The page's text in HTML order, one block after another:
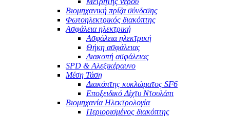
Βιομηχανική πρίζα σύνδεσης
Φωτοηλεκτρικός διακόπτης
Ασφάλεια ηλεκτρική
Ασφάλεια ηλεκτρική
Θήκη ασφάλειας
Διακοπή ασφάλειας
SPD & Αλεξικέραυνο
Μέση Τάση
Διακόπτης κυκλώματος SF6
Εποξειδικό Δίχτυ Ντουλάπι
Βιομηχανία Ηλεκτρολογία
Περιορισμένος διακόπτης